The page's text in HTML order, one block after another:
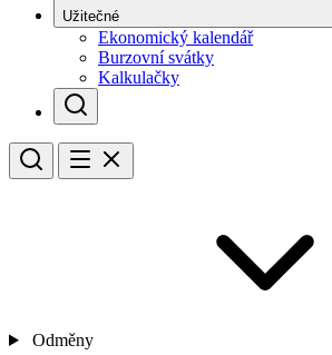
Užitečné
Ekonomický kalendář
Burzovní svátky
Kalkulačky
Odměny